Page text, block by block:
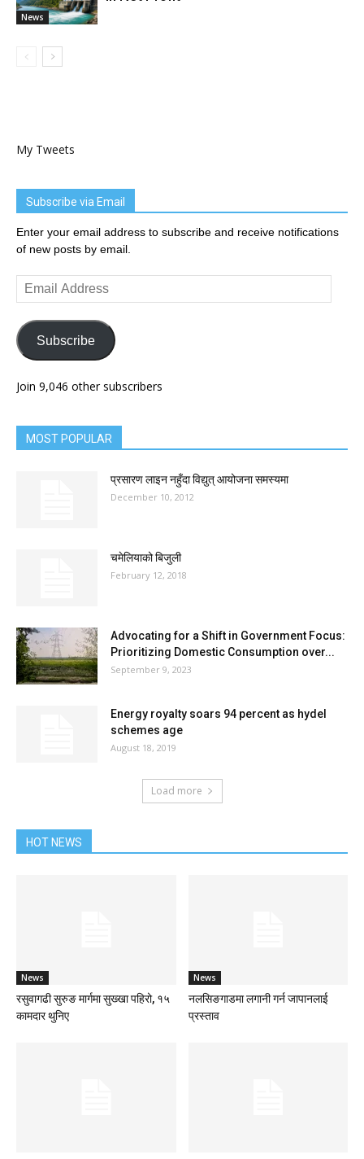
News
My Tweets
Subscribe via Email
Enter your email address to subscribe and receive notifications
of new posts by email.
Email
Address
Subscribe
Join 9,046 other subscribers
MOST POPULAR
प्रसारण लाइन नहुँदा विद्युत् आयोजना समस्यमा
December 10, 2012
चमेलियाको बिजुली
February 12, 2018
Advocating for a Shift in Government Focus:
Prioritizing Domestic Consumption over...
September 9, 2023
Energy royalty soars 94 percent as hydel
schemes age
August 18, 2019
Load more
HOT NEWS
News
रसुवागढी सुरुङ मार्गमा सुख्खा पहिरो, १५
कामदार थुनिए
News
नलसिङगाडमा लगानी गर्न जापानलाई
प्रस्ताव